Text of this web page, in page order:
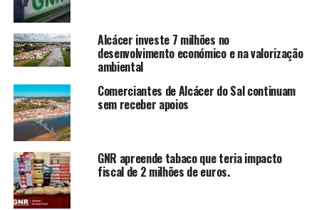
Alcácer investe 7 milhões no
desenvolvimento económico e na valorização
ambiental
Comerciantes de Alcácer do Sal continuam
sem receber apoios
GNR apreende tabaco que teria impacto
fiscal de 2 milhões de euros.